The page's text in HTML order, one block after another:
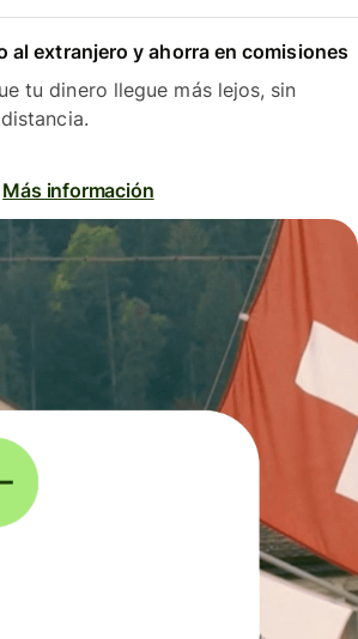
al extranjero y ahorra en comisiones
tu dinero llegue más lejos, sin
Más información